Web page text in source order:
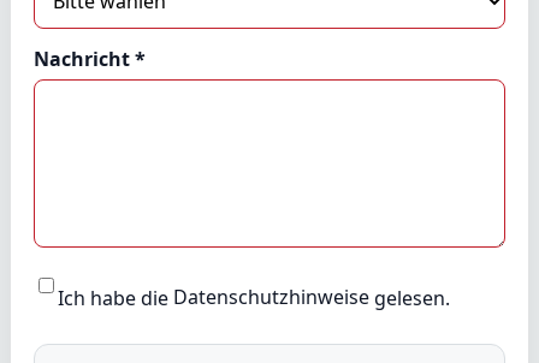
Nachricht *
Ich habe die Datenschutzhinweisegelesen.